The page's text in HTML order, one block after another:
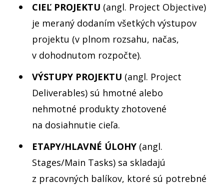
CIEĽ PROJEKTU (angl. Project Objective)
je meraný dodaním všetkých výstupov
projektu (v plnom rozsahu, načas,
v dohodnutom rozpočte).
VÝSTUPY PROJEKTU (angl. Project
Deliverables) sú hmotné alebo
nehmotné produkty zhotovené
na dosiahnutie cieľa.
ETAPY/HLAVNÉ ÚLOHY (angl.
Stages/Main Tasks) sa skladajú
z pracovných balíkov, ktoré sú potrebné